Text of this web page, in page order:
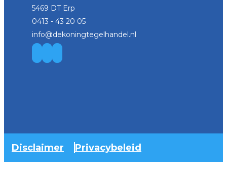
5469 DT Erp
0413 - 43 20 05
info@dekoningtegelhandel.nl
Disclaimer Privacybeleid